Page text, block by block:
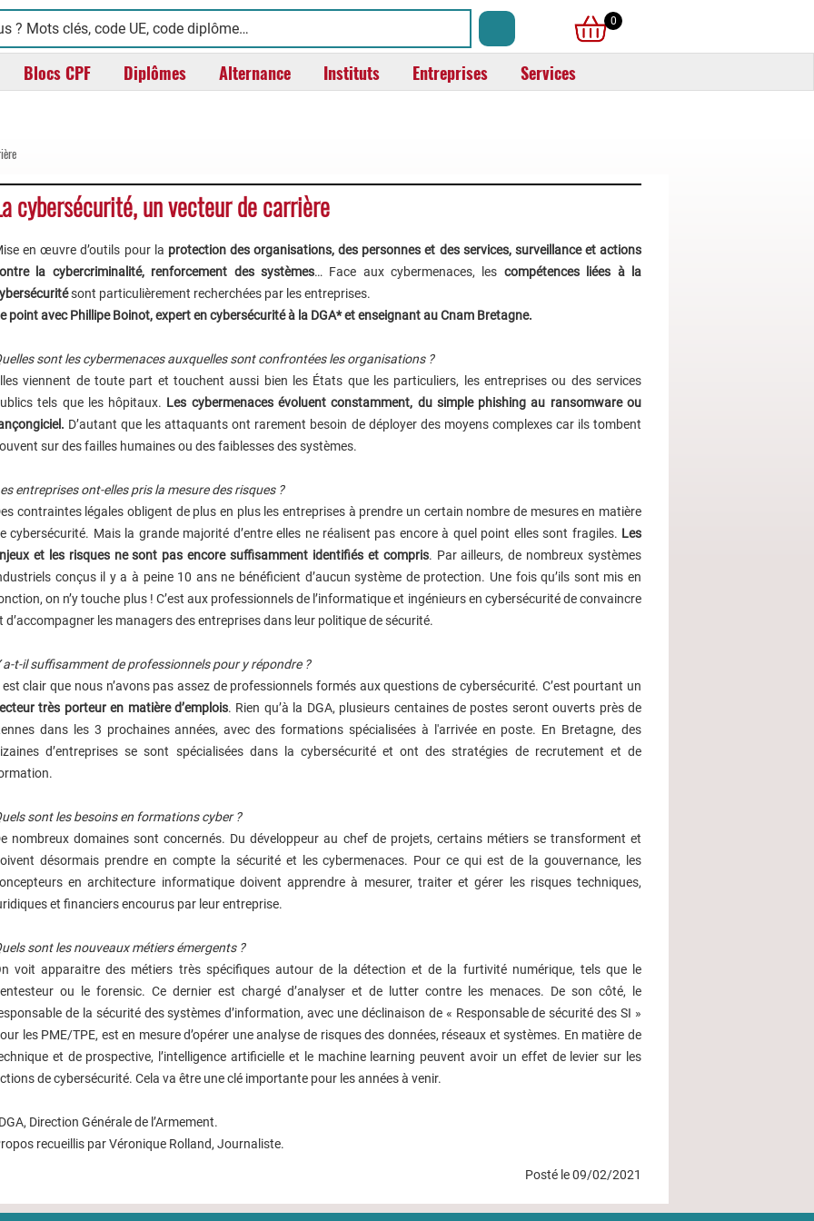
0
Blocs CPF Diplômes Alternance Instituts Entreprises Services
cybersécurité, un vecteur de carrière
en œuvre d’outils pour la protection des organisations, des personnes et des services, surveillance et actions
la cybercriminalité, renforcement des systèmes… Face aux cybermenaces, les compétences liées à la
sont particulièrement recherchées par les entreprises.
point avec Phillipe Boinot, expert en cybersécurité à la DGA* et enseignant au Cnam Bretagne.
sont les cybermenaces auxquelles sont confrontées les organisations ?
viennent de toute part et touchent aussi bien les États que les particuliers, les entreprises ou des services
tels que les hôpitaux. Les cybermenaces évoluent constamment, du simple phishing au ransomware ou
D’autant que les attaquants ont rarement besoin de déployer des moyens complexes car ils tombent
sur des failles humaines ou des faiblesses des systèmes.
entreprises ont-elles pris la mesure des risques ?
contraintes légales obligent de plus en plus les entreprises à prendre un certain nombre de mesures en matière
cybersécurité. Mais la grande majorité d’entre elles ne réalisent pas encore à quel point elles sont fragiles. Les
et les risques ne sont pas encore suffisamment identifiés et compris. Par ailleurs, de nombreux systèmes
conçus il y a à peine 10 ans ne bénéficient d’aucun système de protection. Une fois qu’ils sont mis en
on n’y touche plus ! C’est aux professionnels de l’informatique et ingénieurs en cybersécurité de convaincre
d’accompagner les managers des entreprises dans leur politique de sécurité.
a-t-il suffisamment de professionnels pour y répondre ?
est clair que nous n’avons pas assez de professionnels formés aux questions de cybersécurité. C’est pourtant un
très porteur en matière d’emplois. Rien qu’à la DGA, plusieurs centaines de postes seront ouverts près de
dans les 3 prochaines années, avec des formations spécialisées à l'arrivée en poste. En Bretagne, des
d’entreprises se sont spécialisées dans la cybersécurité et ont des stratégies de recrutement et de
sont les besoins en formations cyber ?
nombreux domaines sont concernés. Du développeur au chef de projets, certains métiers se transforment et
désormais prendre en compte la sécurité et les cybermenaces. Pour ce qui est de la gouvernance, les
en architecture informatique doivent apprendre à mesurer, traiter et gérer les risques techniques,
et financiers encourus par leur entreprise.
sont les nouveaux métiers émergents ?
voit apparaitre des métiers très spécifiques autour de la détection et de la furtivité numérique, tels que le
ou le forensic. Ce dernier est chargé d’analyser et de lutter contre les menaces. De son côté, le
de la sécurité des systèmes d’information, avec une déclinaison de « Responsable de sécurité des SI »
les PME/TPE, est en mesure d’opérer une analyse de risques des données, réseaux et systèmes. En matière de
et de prospective, l’intelligence artificielle et le machine learning peuvent avoir un effet de levier sur les
de cybersécurité. Cela va être une clé importante pour les années à venir.
Direction Générale de l’Armement.
recueillis par Véronique Rolland, Journaliste.
Posté le 09/02/2021